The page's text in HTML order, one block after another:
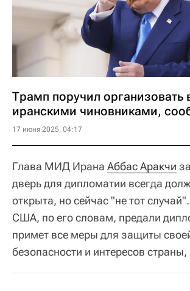
Трамп поручил организовать
иранскими чиновниками,
17 июня 2025, 04:17
Глава МИД Ирана Аббас Аракчи
дверь для дипломатии всегда
открыта, но сейчас "не тот
США, по его словам, предали
примет все меры для защиты
безопасности и интересов